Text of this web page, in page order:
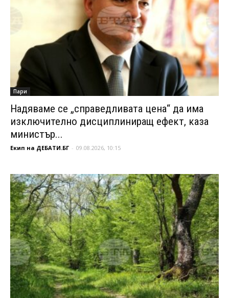
Пари
Надяваме се „справедливата цена“ да има
изключително дисциплиниращ ефект, каза
министър...
Екип на ДЕБАТИ.БГ - 09.08.2026, 10:15